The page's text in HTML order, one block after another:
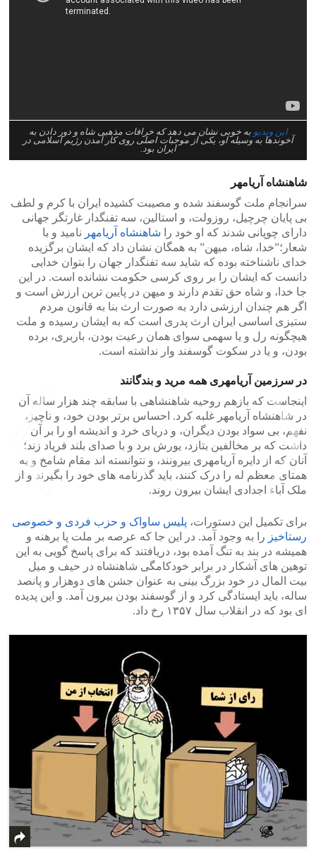
این ویدیو به خوبی نشان می دهد که خرافات مذهبی شاه و دور دادن به
آخوندها به وسیله او، یکی از موجبات اصلی روی کار آمدن رژیم اسلامی در
ایران بود.
شاهنشاه آریامهر
سرانجام ملت گوسفند شده و مصیبت کشیده ایران با کرم و لطف
بی پایان چرچیل، روزولت، و استالین، سه تفنگدار غارتگر جهانی
دارای چوپانی شدند که او خود را شاهنشاه آریامهر نامید و با
شعار؛”خدا، شاه، میهن” به همگان نشان داد که ایشان برگزیده
خدای ناشناخته بوده که شاید سه تفنگدار جهان را بتوان خدایی
دانست که ایشان را بر روی کرسی حکومت نشانده است. در این
جا خدا، و شاه حق تقدم دارند و میهن در پایین ترین ارزش است و
اگر هم چندان ارزشی دارد به صورت ارث بنا به قانون مردم
ستیزی اساسی ایران ارث پدری است که به ایشان رسیده و ملت
هیچگونه رل و یا سهمی سوای همان رعیت بودن، باربری، برده
بودن، و یا در سکوت گوسفند وار نداشته است.
در سرزمین آریامهری همه مرید و بندگانند
اینجاست که بازهم روحیه شاهنشاهی با سابقه چند هزار ساله آن
در شاهنشاه آریامهر غلبه کرد. احساس برتر بودن خود، و ناچیز،
نفهم، بی سواد بودن دیگران، و دریای خرد و اندیشه او را بر آن
داشت که بر مخالفین بتازد، یورش برد و با صدای بلند فریاد زند؛
آنان که از دایره آریامهری بیرونند، و نتوانسته اند مقام شامخ و به
همتای معظم له را درک کنند، باید گذرنامه های خود را بگیرند و از
ملک آباء اجدادی ایشان بیرون روند.
برای تکمیل این دستورات، پلیس ساواک و حزب فردی و خصوصی
رستاخیز را به وجود آمد. در این جا که عرصه بر ملت پا برهنه و
همیشه در بند به تنگ آمده بود، دریافتند که برای پاسخ گویی به این
توهین های آشکار در برابر خودکامگی شاهنشاه در حیف و میل
بیت المال در خود بزرگ بینی به عنوان جشن های دوهزار و پانصد
ساله، باید ایستادگی کرد و از گوسفند بودن بیرون آمد. و این پدیده
ای بود که در انقلاب سال ۱۳۵۷ رخ داد.
<
>